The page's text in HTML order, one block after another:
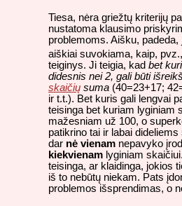
Tiesa, nėra griežtų kriterijų
nustatoma klausimo
problemoms. Aišku, padeda,
aiškiai suvokiama, kaip,
teiginys. Ji teigia, kad bet
didesnis nei 2, gali būti
skaičių suma (40=23+17;
ir t.t.). Bet kuris gali lengvai
teisinga bet kuriam lyginiam
mažesniam už 100, o
patikrino tai ir labai
dar nė vienam nepavyko
kiekvienam lyginiam
teisinga, ar klaidinga, jokios
iš to nebūtų niekam. Pats
problemos išsprendimas, o